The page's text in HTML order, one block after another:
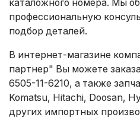
профессиональную
подбор деталей.
В интернет-магазине
партнер" Вы можете
6505-11-6210, а также
Komatsu, Hitachi, Doosan,
других импортных